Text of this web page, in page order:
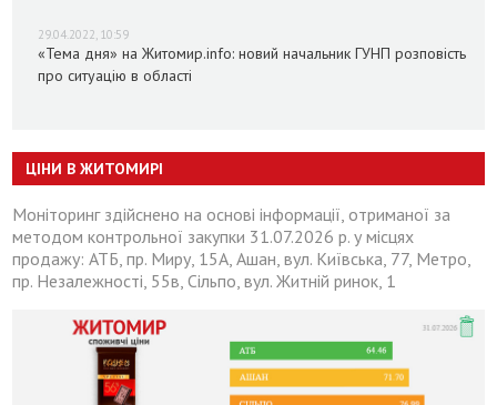
29.04.2022, 10:59
«Тема дня» на Житомир.info: новий начальник ГУНП розповість
про ситуацію в області
ЦІНИ В ЖИТОМИРІ
Моніторинг здійснено на основі інформації, отриманої за
методом контрольної закупки 31.07.2026 р. у місцях
продажу: АТБ, пр. Миру, 15А, Ашан, вул. Київська, 77, Метро,
пр. Незалежності, 55в, Сільпо, вул. Житній ринок, 1